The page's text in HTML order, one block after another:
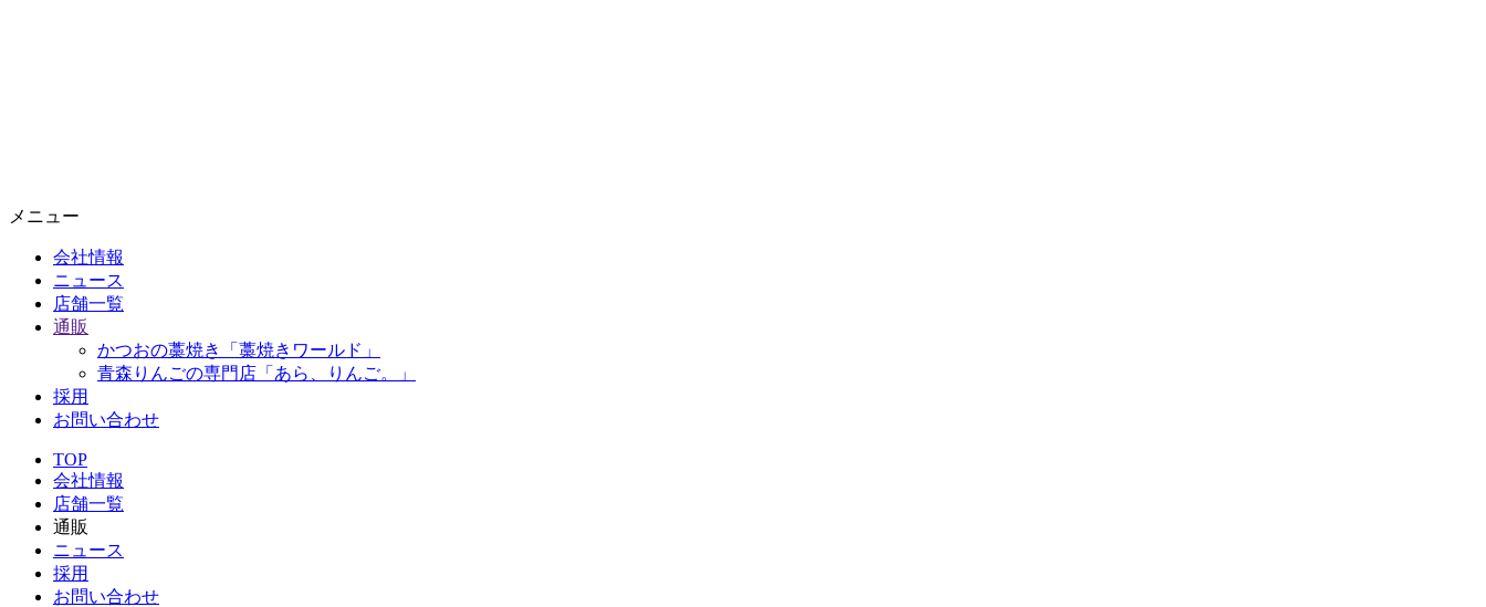
メニュー
会社情報
ニュース
店舗一覧
通販
かつおの藁焼き「藁焼きワールド」
青森りんごの専門店「あら、りんご。」
採用
お問い合わせ
TOP
会社情報
店舗一覧
通販
ニュース
採用
お問い合わせ